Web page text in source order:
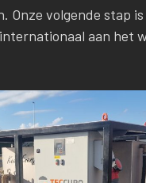
Onze volgende stap is
aan het